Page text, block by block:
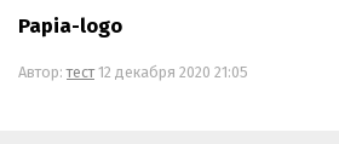
Papia-logo
Автор:тест12 декабря 2020 21:05